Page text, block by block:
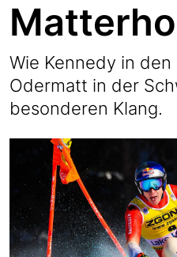
Wie Kennedy in
Odermatt in der
besonderen Klang.